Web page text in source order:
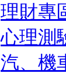
理財專
心理測
汽、機